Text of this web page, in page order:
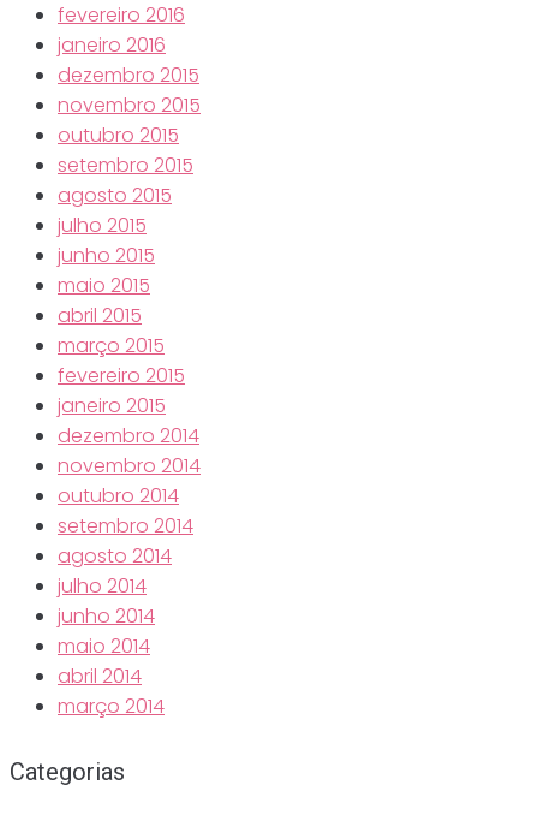
fevereiro 2016
janeiro 2016
dezembro 2015
novembro 2015
outubro 2015
setembro 2015
agosto 2015
julho 2015
junho 2015
maio 2015
abril 2015
março 2015
fevereiro 2015
janeiro 2015
dezembro 2014
novembro 2014
outubro 2014
setembro 2014
agosto 2014
julho 2014
junho 2014
maio 2014
abril 2014
março 2014
Categorias